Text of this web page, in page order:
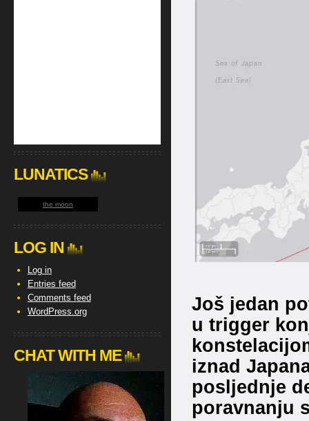
Još jedan
u trigger
iznad
posljednje
poravnanju
LUNATICS
the moon
LOG IN
Log in
Entries feed
Comments feed
WordPress.org
CHAT WITH ME